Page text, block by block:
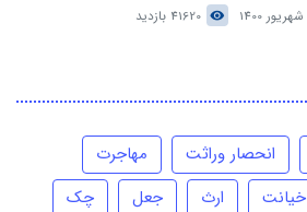
41620 بازدید
انحصار وراثت
مهاجرت
خیانت ارث جعل
چک